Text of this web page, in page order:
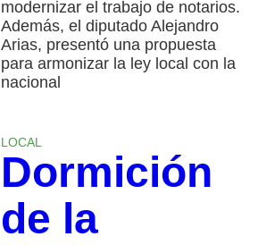
modernizar el trabajo de notarios.
Además, el diputado Alejandro
Arias, presentó una propuesta
para armonizar la ley local con la
nacional
LOCAL
Dormición
de la